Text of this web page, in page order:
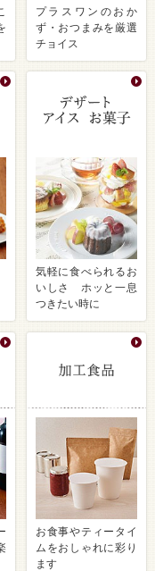
プラスワンのおか
ず・おつまみを厳選
チョイス
気軽に食べられるお
いしさ ホッと一息
つきたい時に
お食事やティータイ
ムをおしゃれに彩り
ます